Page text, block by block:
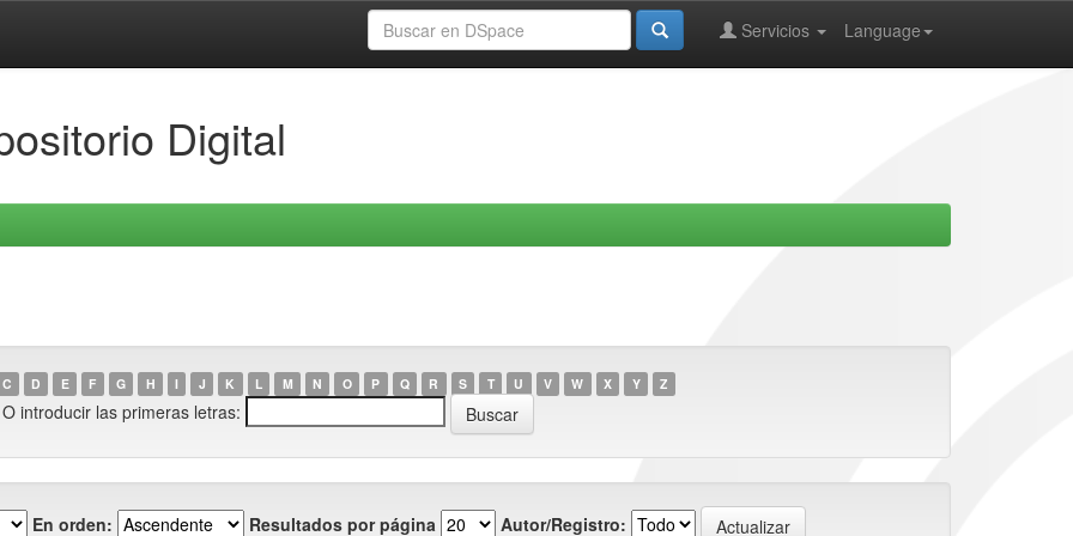
Language
Servicios
Digital
C D E F G H I J K L M N O P Q R S T U V W X Y Z
O introducir las primeras letras:
En orden: Resultados por página Autor/Registro: